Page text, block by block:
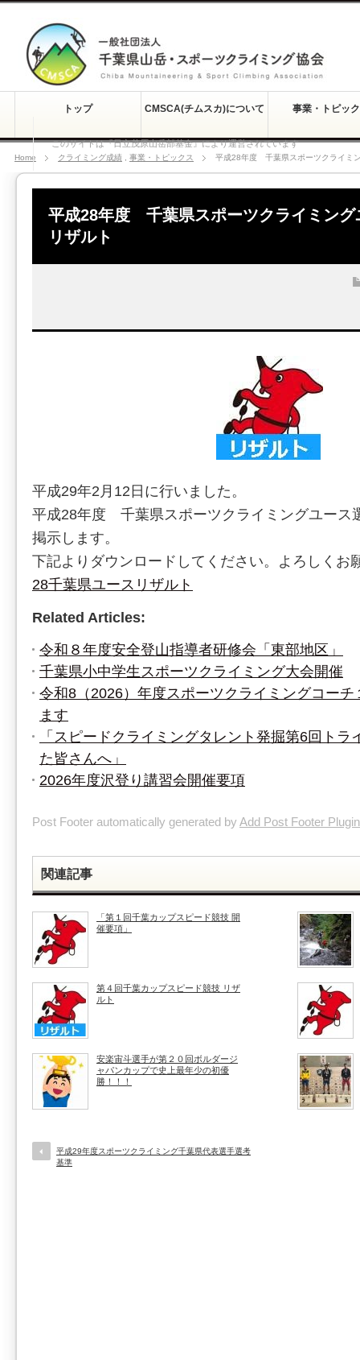
このサイトは『日立茂原山岳部基金』により運営されています
トップ CMSCA(チムスカ)について 事業・トピッ
Home クライミング成績 事業・トピックス 平成28年度 千葉県スポーツクライミ
平成28年度 千葉県スポーツクライミング
リザルト
平成29年2月12日に行いました。
平成28年度 千葉県スポーツクライミングユース
掲示します。
下記よりダウンロードしてください。よろしくお
28千葉県ユースリザルト
Related Articles:
令和８年度安全登山指導者研修会「東部地区」
千葉県小中学生スポーツクライミング大会開催
令和8（2026）年度スポーツクライミングコー
ます
「スピードクライミングタレント発掘第6回トラ
た皆さんへ」
2026年度沢登り講習会開催要項
Post Footer automatically generated by Add Post Footer Plugin
関連記事
「第１回千葉カップスピード競技 開
催要項」
第４回千葉カップスピード競技 リザ
ルト
安楽宙斗選手が第２０回ボルダージ
ャパンカップで史上最年少の初優
勝！！！
平成29年度スポーツクライミング千葉県代表選手選考
基準